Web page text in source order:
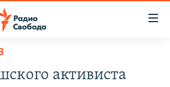
активиста